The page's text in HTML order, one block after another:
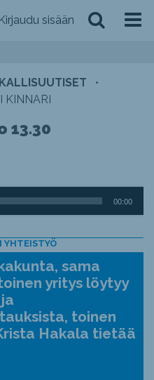
Kirjaudu sisään
•
KINNARI
13.30
00:00
YHTEISTYÖ
sama
yritys löytyy
toinen
Hakala tietää